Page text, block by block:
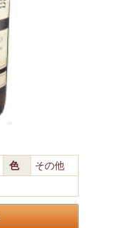
色
その他